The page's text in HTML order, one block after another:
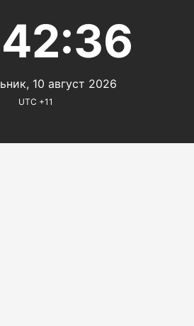
10 август 2026
UTC +11